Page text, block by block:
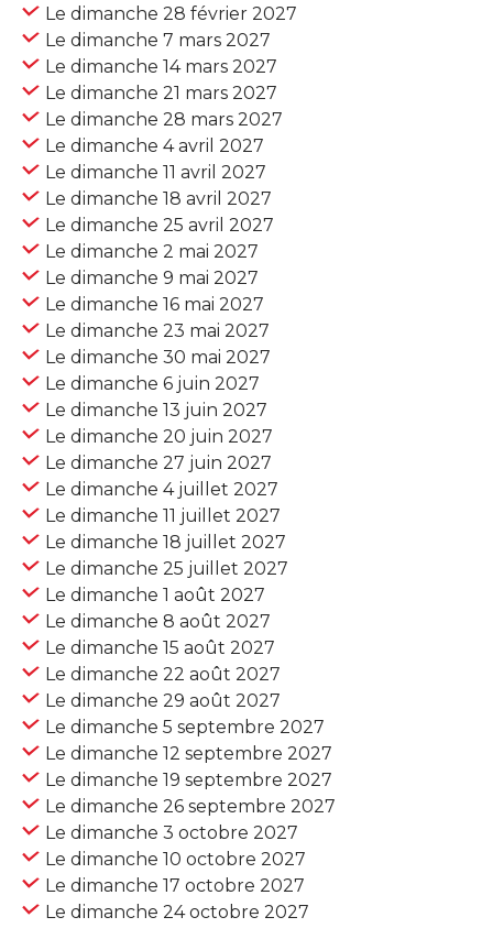
Le dimanche 28 février 2027
Le dimanche 7 mars 2027
Le dimanche 14 mars 2027
Le dimanche 21 mars 2027
Le dimanche 28 mars 2027
Le dimanche 4 avril 2027
Le dimanche 11 avril 2027
Le dimanche 18 avril 2027
Le dimanche 25 avril 2027
Le dimanche 2 mai 2027
Le dimanche 9 mai 2027
Le dimanche 16 mai 2027
Le dimanche 23 mai 2027
Le dimanche 30 mai 2027
Le dimanche 6 juin 2027
Le dimanche 13 juin 2027
Le dimanche 20 juin 2027
Le dimanche 27 juin 2027
Le dimanche 4 juillet 2027
Le dimanche 11 juillet 2027
Le dimanche 18 juillet 2027
Le dimanche 25 juillet 2027
Le dimanche 1 août 2027
Le dimanche 8 août 2027
Le dimanche 15 août 2027
Le dimanche 22 août 2027
Le dimanche 29 août 2027
Le dimanche 5 septembre 2027
Le dimanche 12 septembre 2027
Le dimanche 19 septembre 2027
Le dimanche 26 septembre 2027
Le dimanche 3 octobre 2027
Le dimanche 10 octobre 2027
Le dimanche 17 octobre 2027
Le dimanche 24 octobre 2027